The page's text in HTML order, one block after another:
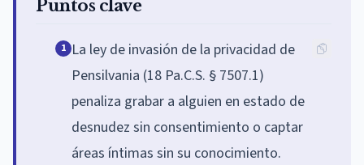
Puntos clave
1 La ley de invasión de la privacidad de
Pensilvania (18 Pa.C.S. § 7507.1)
penaliza grabar a alguien en estado de
desnudez sin consentimiento o captar
áreas íntimas sin su conocimiento.